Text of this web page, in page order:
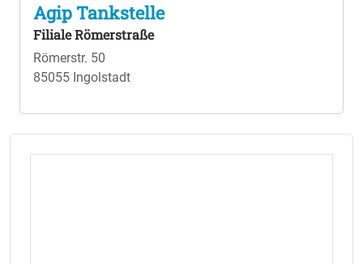
Agip Tankstelle
Filiale Römerstraße
Römerstr. 50
85055 Ingolstadt